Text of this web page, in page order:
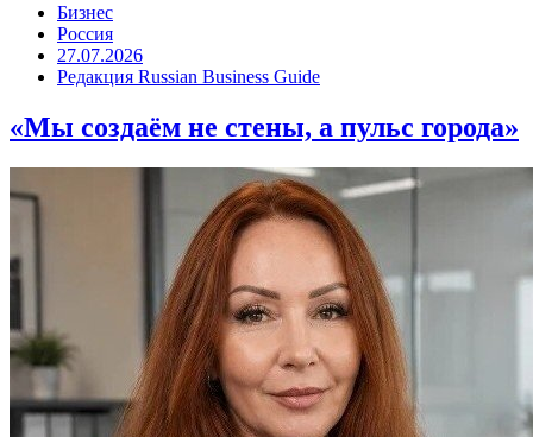
Бизнес
Россия
27.07.2026
Редакция Russian Business Guide
«Мы создаём не стены, а пульс города»